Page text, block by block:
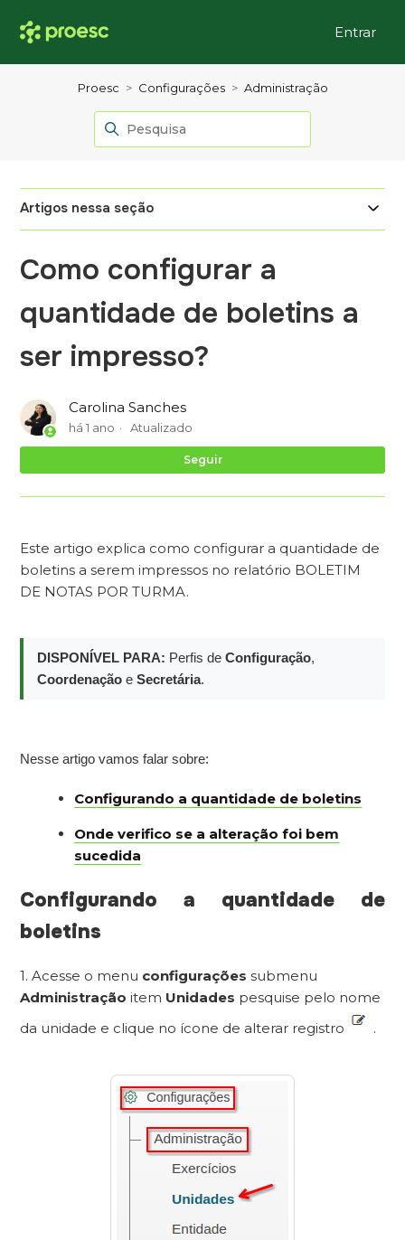
Entrar
Proesc Configurações Administração
Artigos nessa seção
Como configurar a
quantidade de boletins a
ser impresso?
Carolina Sanches
há 1 ano Atualizado
Seguir
Este artigo explica como configurar a quantidade de
boletins a serem impressos no relatório BOLETIM
DE NOTAS POR TURMA.
DISPONÍVEL PARA: Perfis deConfiguração,
Coordenação eSecretária.
Nesse artigo vamos falar sobre:
Configurando a quantidade de boletins
Onde verifico se a alteração foi bem
sucedida
Configurando a quantidade de
boletins
1. Acesse o menu configurações submenu
Administração item Unidades pesquise pelo nome
da unidade e clique no ícone de alterar registro
.